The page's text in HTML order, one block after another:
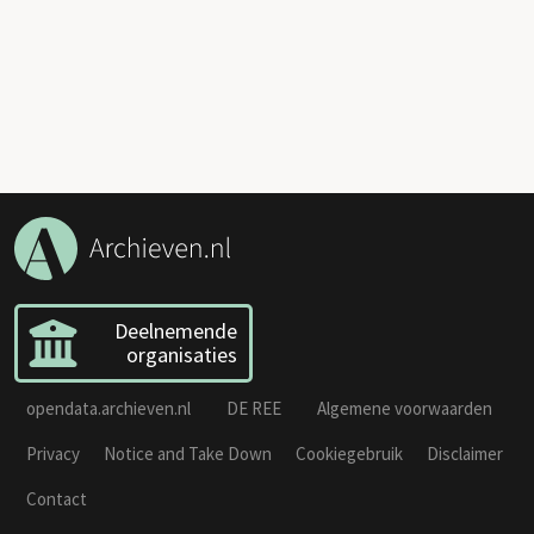
Deelnemende
organisaties
opendata.archieven.nl DE REE
Algemene voorwaarden
Privacy
Notice and Take Down Cookiegebruik
Disclaimer
Contact